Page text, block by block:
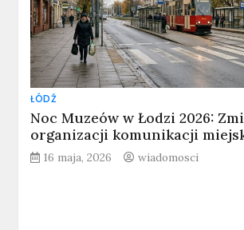
ŁÓDŹ
Noc Muzeów w Łodzi 2026:
organizacji komunikacji
16 maja, 2026 wiadomosci